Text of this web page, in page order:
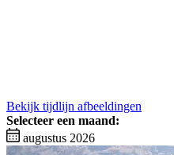
Bekijk tijdlijn afbeeldingen
Selecteer een maand:
augustus 2026